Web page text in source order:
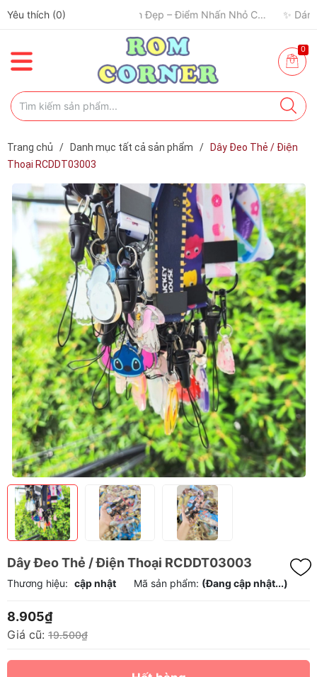
Yêu thích (0)
✈️ Đi Du Lịch – Cách Để Tâm Trạng “Refresh” Hơn ✨ 🧢 Một Chiếc Nón Đẹp – Điểm Nhấn Nhỏ Cho Mỗi Outfit ✨
0
Trang chủ / Danh mục tất cả sản phẩm /
Dây Đeo Thẻ / Điện
Thoại RCDDT03003
Dây Đeo Thẻ / Điện Thoại RCDDT03003
Thương hiệu: cập nhật Mã sản phẩm: (Đang cập nhật...)
8.905₫
Giá cũ: 19.500₫